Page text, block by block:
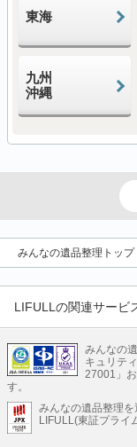
東海
九州
沖縄
みんなの遺品整理トップ
LIFULLの関連サービ
不動産・住宅
引越し
不動産クラウドファン
LIFULL HOME'Sのサ
不動産・住宅
みんなの
キュリテ
27001」
す。
みんなの遺品整理
LIFULL(東証プライ